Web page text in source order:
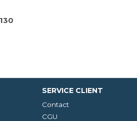
SERVICE CLIENT
Contact
CGU